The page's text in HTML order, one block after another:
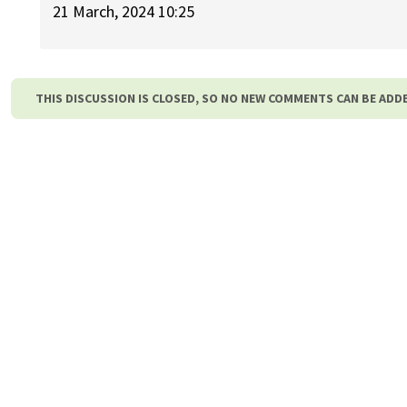
21 March, 2024 10:25
THIS DISCUSSION IS CLOSED, SO NO NEW COMMENTS CAN BE